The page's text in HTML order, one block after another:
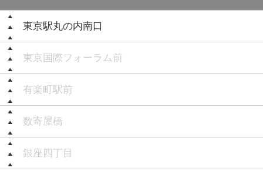
東京駅丸の内南口
東京国際フォーラム前
有楽町駅前
数寄屋橋
銀座四丁目